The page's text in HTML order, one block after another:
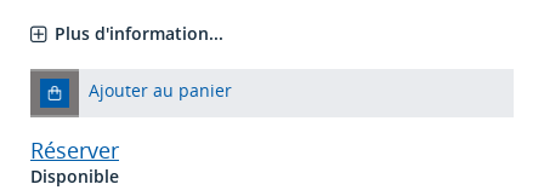
Plus d'information...
Ajouter au panier
Réserver
Disponible